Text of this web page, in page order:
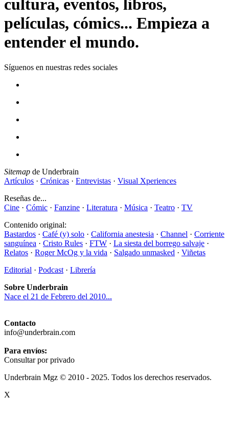
cultura, eventos, libros,
películas, cómics... Empieza a
entender el mundo.
Síguenos en nuestras redes sociales
Sitemap de Underbrain
Artículos · Crónicas · Entrevistas · Visual Xperiences
Reseñas de...
Cine · Cómic · Fanzine · Literatura · Música · Teatro · TV
Contenido original:
Bastardos · Café (y) solo · California anestesia · Channel · Corriente
sanguínea · Cristo Rules · FTW · La siesta del borrego salvaje ·
Relatos · Roger McOg y la vida · Salgado unmasked · Viñetas
Editorial · Podcast · Librería
Sobre Underbrain
Nace el 21 de Febrero del 2010...
Contacto
info@underbrain.com
Para envíos:
Consultar por privado
Underbrain Mgz © 2010 - 2025. Todos los derechos reservados.
X